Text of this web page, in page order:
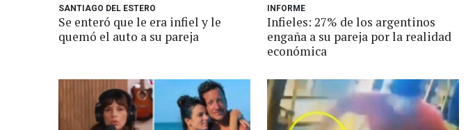
SANTIAGO DEL ESTERO
Se enteró que le era infiel y le
quemó el auto a su pareja
INFORME
Infieles: 27% de los argentinos
engaña a su pareja por la realidad
económica